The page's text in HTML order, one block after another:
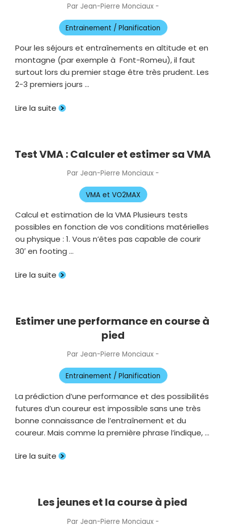
Par Jean-Pierre Monciaux -
le
Entrainement / Planification
Pour les séjours et entraînements en altitude et en
montagne (par exemple à Font-Romeu), il faut
surtout lors du premier stage être très prudent. Les
2-3 premiers jours …
Lire la suite
Test VMA : Calculer et estimer sa VMA
Par Jean-Pierre Monciaux -
VMA et VO2MAX
Calcul et estimation de la VMA Plusieurs tests
possibles en fonction de vos conditions matérielles
ou physique : 1. Vous n’êtes pas capable de courir
30′ en footing …
Lire la suite
Estimer une performance en course à
pied
Par Jean-Pierre Monciaux -
le
Entrainement / Planification
La prédiction d’une performance et des possibilités
futures d’un coureur est impossible sans une très
bonne connaissance de l’entraînement et du
coureur. Mais comme la première phrase l’indique, …
Lire la suite
Les jeunes et la course à pied
Par Jean-Pierre Monciaux -